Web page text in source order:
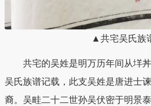
▲共宅吴氏族
共宅的吴姓是明万历年间从垟
吴氏族谱记载， 此支吴姓是唐进士
裔。吴畦二十二世孙吴伏密于明景